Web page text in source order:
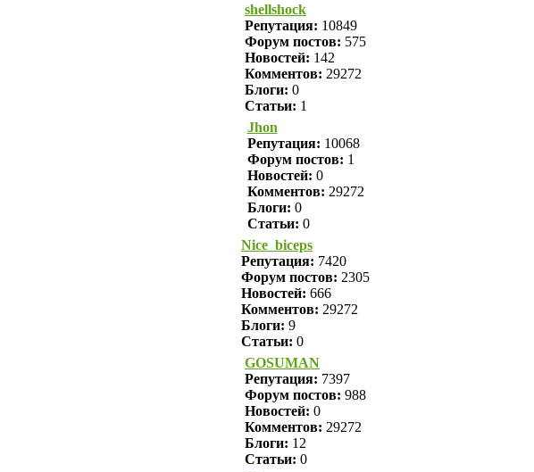
shellshock
Репутация: 10849
Форум постов: 575
Новостей: 142
Комментов: 29272
Блоги: 0
Статьи: 1
Jhon
Репутация: 10068
Форум постов: 1
Новостей: 0
Комментов: 29272
Блоги: 0
Статьи: 0
Nice_biceps
Репутация: 7420
Форум постов: 2305
Новостей: 666
Комментов: 29272
Блоги: 9
Статьи: 0
GOSUMAN
Репутация: 7397
Форум постов: 988
Новостей: 0
Комментов: 29272
Блоги: 12
Статьи: 0